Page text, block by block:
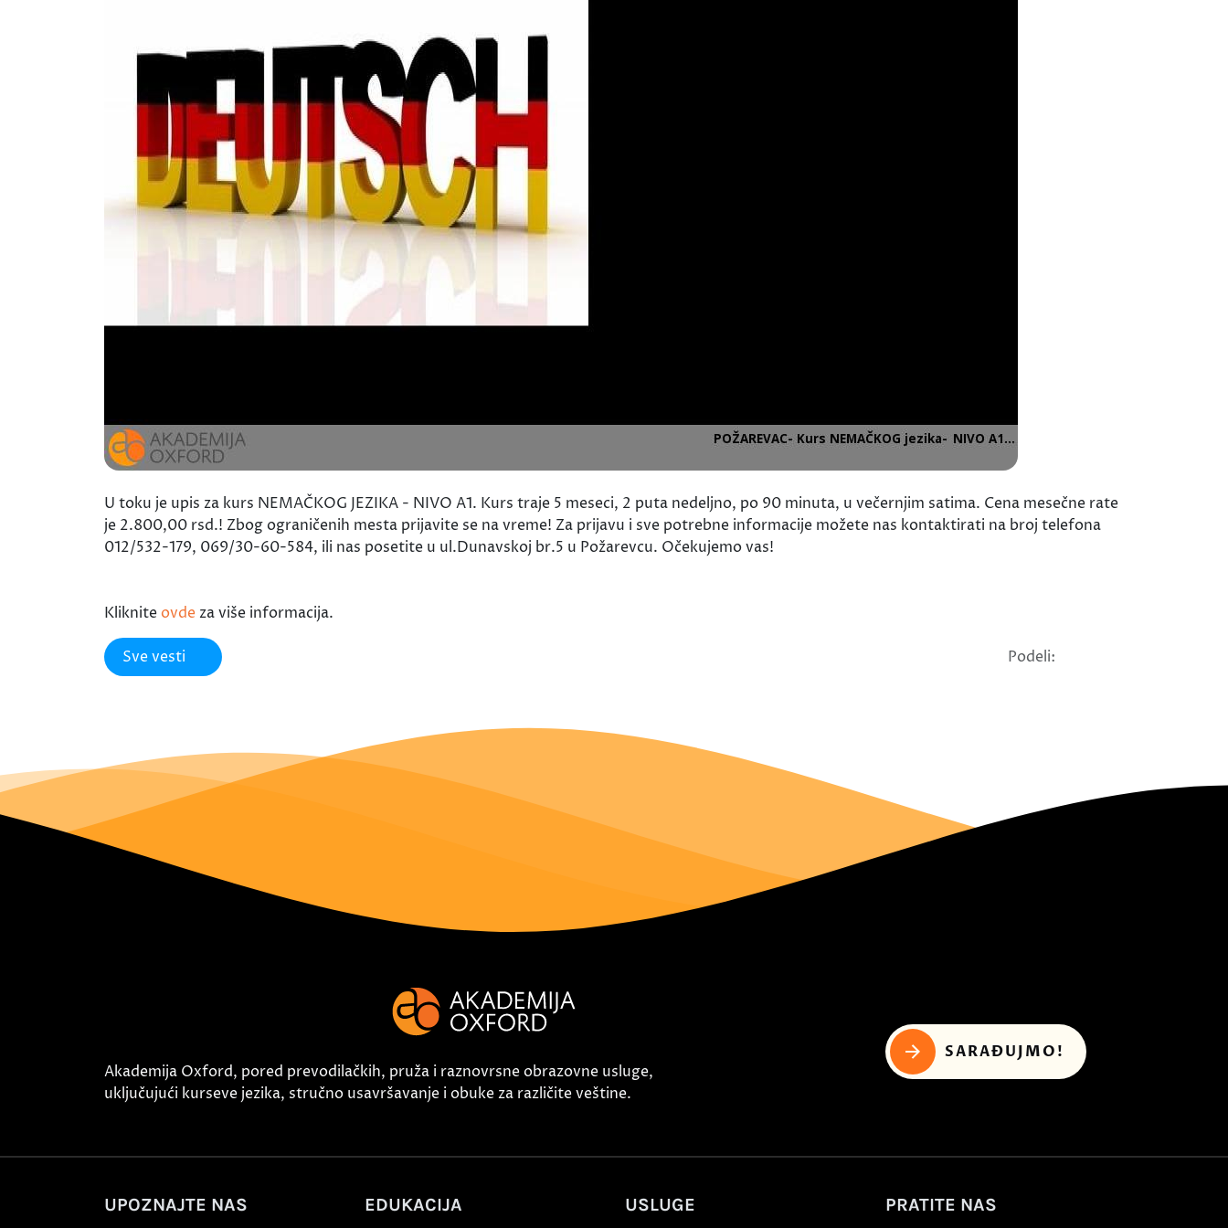
U toku je upis za kurs NEMAČKOG JEZIKA - NIVO A1. Kurs traje 5 meseci, 2 puta nedeljno, po 90 minuta, u večernjim satima. Cena mesečne rate
je 2.800,00 rsd.! Zbog ograničenih mesta prijavite se na vreme! Za prijavu i sve potrebne informacije možete nas kontaktirati na broj telefona
012/532-179, 069/30-60-584, ili nas posetite u ul.Dunavskoj br.5 u Požarevcu. Očekujemo vas!
Kliknite ovde za više informacija.
Sve vesti Podeli:
Akademija Oxford, pored prevodilačkih, pruža i raznovrsne obrazovne usluge,
uključujući kurseve jezika, stručno usavršavanje i obuke za različite veštine.
SARAĐUJMO!
UPOZNAJTE NAS EDUKACIJA USLUGE PRATITE NAS